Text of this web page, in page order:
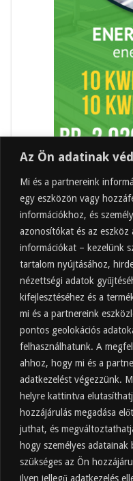
Az Ön adatinak
Mi és a partnereink
egy eszközön vagy
információkhoz, és
azonosítókat és az
információkat – kezelünk
tartalom nyújtásához,
nézettségi adatok
kifejlesztéséhez és a
mi és a partnereink
pontos geolokációs
felhasználhatunk. A
ahhoz, hogy mi és a
adatkezelést végezzünk.
helyre kattintva
hozzájárulás megadása
juthat, és
hogy személyes
szükséges az Ön
ilyen jellegű adatkezelés
Felkapott
Almaecet mire
terület
2025.10.31.
Almaecet
hígítva?
2025.10.30.
Mit